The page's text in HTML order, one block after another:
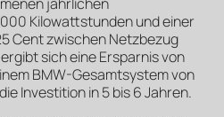
Kilowattstunden und einer
Cent zwischen Netzbezug
sich eine Ersparnis von
BMW-Gesamtsystem von
Investition in 5 bis 6 Jahren.